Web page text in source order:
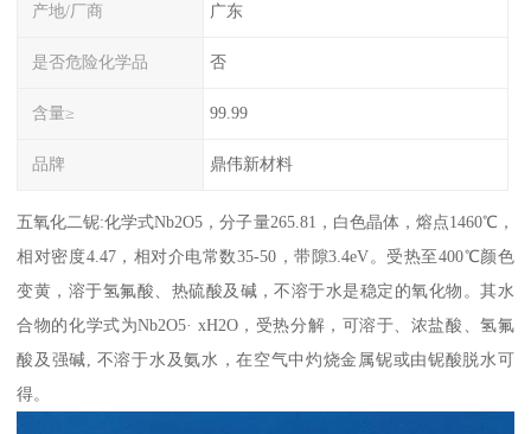
产地/厂商 广东
是否危险化学品 否
含量≥ 99.99
品牌 鼎伟新材料
五氧化二铌:化学式Nb2O5，分子量265.81，白色晶体，熔点1460℃，
相对密度4.47，相对介电常数35-50，带隙3.4eV。受热至400℃颜色
变黄，溶于氢氟酸、热硫酸及碱，不溶于水是稳定的氧化物。其水
合物的化学式为Nb2O5· xH2O，受热分解，可溶于、浓盐酸、氢氟
酸及强碱, 不溶于水及氨水，在空气中灼烧金属铌或由铌酸脱水可
得。